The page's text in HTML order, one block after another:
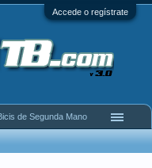
Accede o regístrate
de Segunda Mano